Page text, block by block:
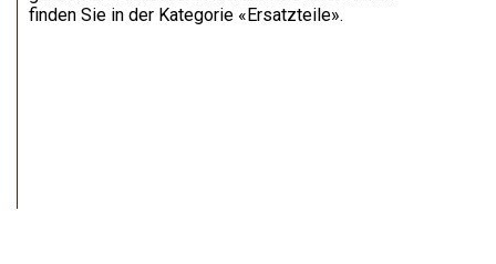
finden Sie in der Kategorie «Ersatzteile».